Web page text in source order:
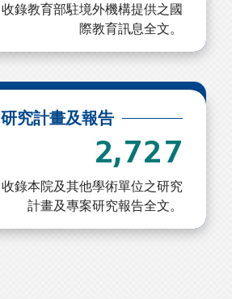
收錄教育部駐境外機構提供之國
際教育訊息全文。
研究計畫及報告
2,727
收錄本院及其他學術單位之研究
計畫及專案研究報告全文。